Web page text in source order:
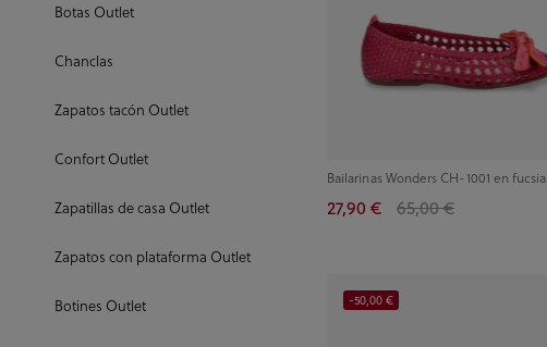
Botas Outlet
Chanclas
Zapatos tacón Outlet
Confort Outlet
Zapatillas de casa Outlet
Zapatos con plataforma Outlet
Botines Outlet
Bailarinas Wonders CH-1001 en fucsia
27,90 € 65,00 €
-50,00 €